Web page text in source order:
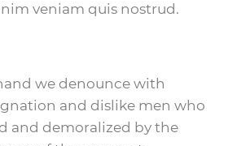
veniam quis nostrud.
we denounce with
and dislike men who
and demoralized by the